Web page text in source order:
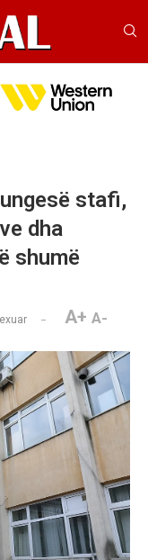
stafi,
dha
shumë
A+ A-